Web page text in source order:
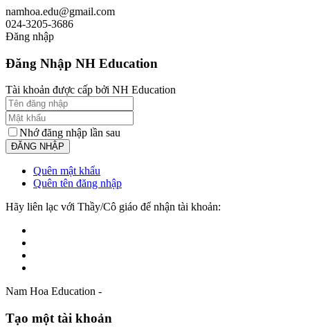
namhoa.edu@gmail.com
024-3205-3686
Đăng nhập
Đăng Nhập NH Education
Tài khoản được cấp bởi NH Education
Nhớ đăng nhập lần sau
Quên mật khẩu
Quên tên đăng nhập
Hãy liên lạc với Thầy/Cô giáo để nhận tài khoản:
Nam Hoa Education -
Tạo một tài khoản